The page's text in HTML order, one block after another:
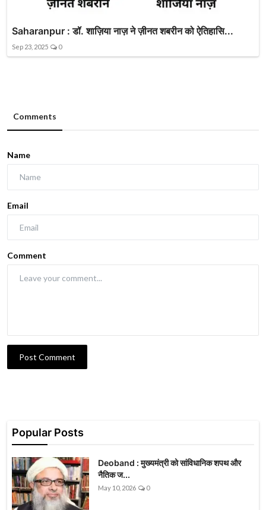
Saharanpur : डॉ. शाज़िया नाज़ ने ज़ीनत शबरीन को ऐतिहासि...
Sep 23, 2025 0
Comments
Name
Email
Comment
Post Comment
Popular Posts
Deoband : मुख्यमंत्री को सांविधानिक शपथ और
नैतिक ज...
May 10, 2026 0